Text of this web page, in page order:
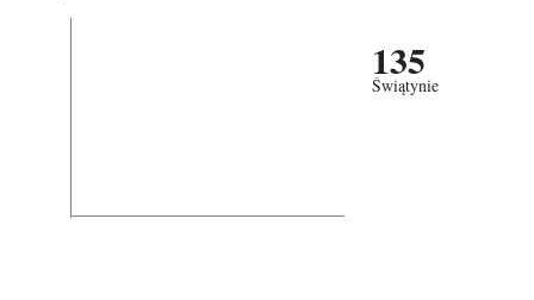
135
Świątynie